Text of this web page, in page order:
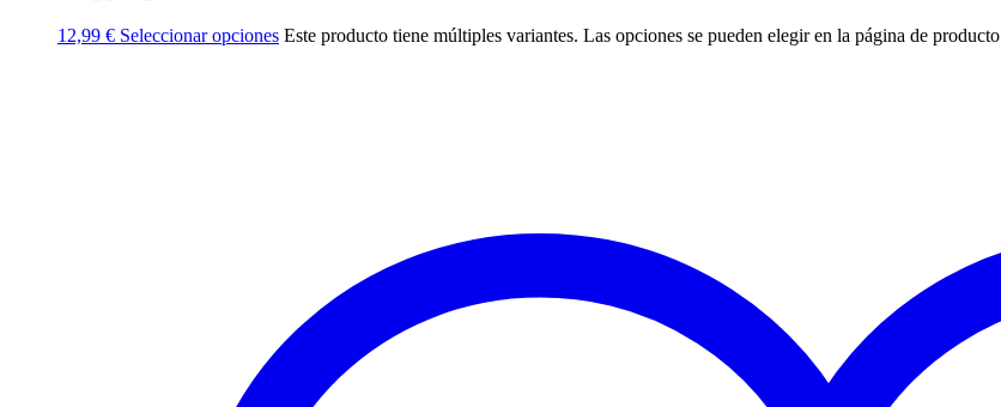
12,99 € Seleccionar opciones Este producto tiene múltiples variantes. Las opciones se pueden elegir en la página de producto